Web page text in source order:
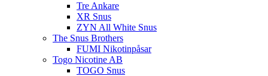
Tre Ankare
XR Snus
ZYN All White Snus
The Snus Brothers
FUMI Nikotinpåsar
Togo Nicotine AB
TOGO Snus